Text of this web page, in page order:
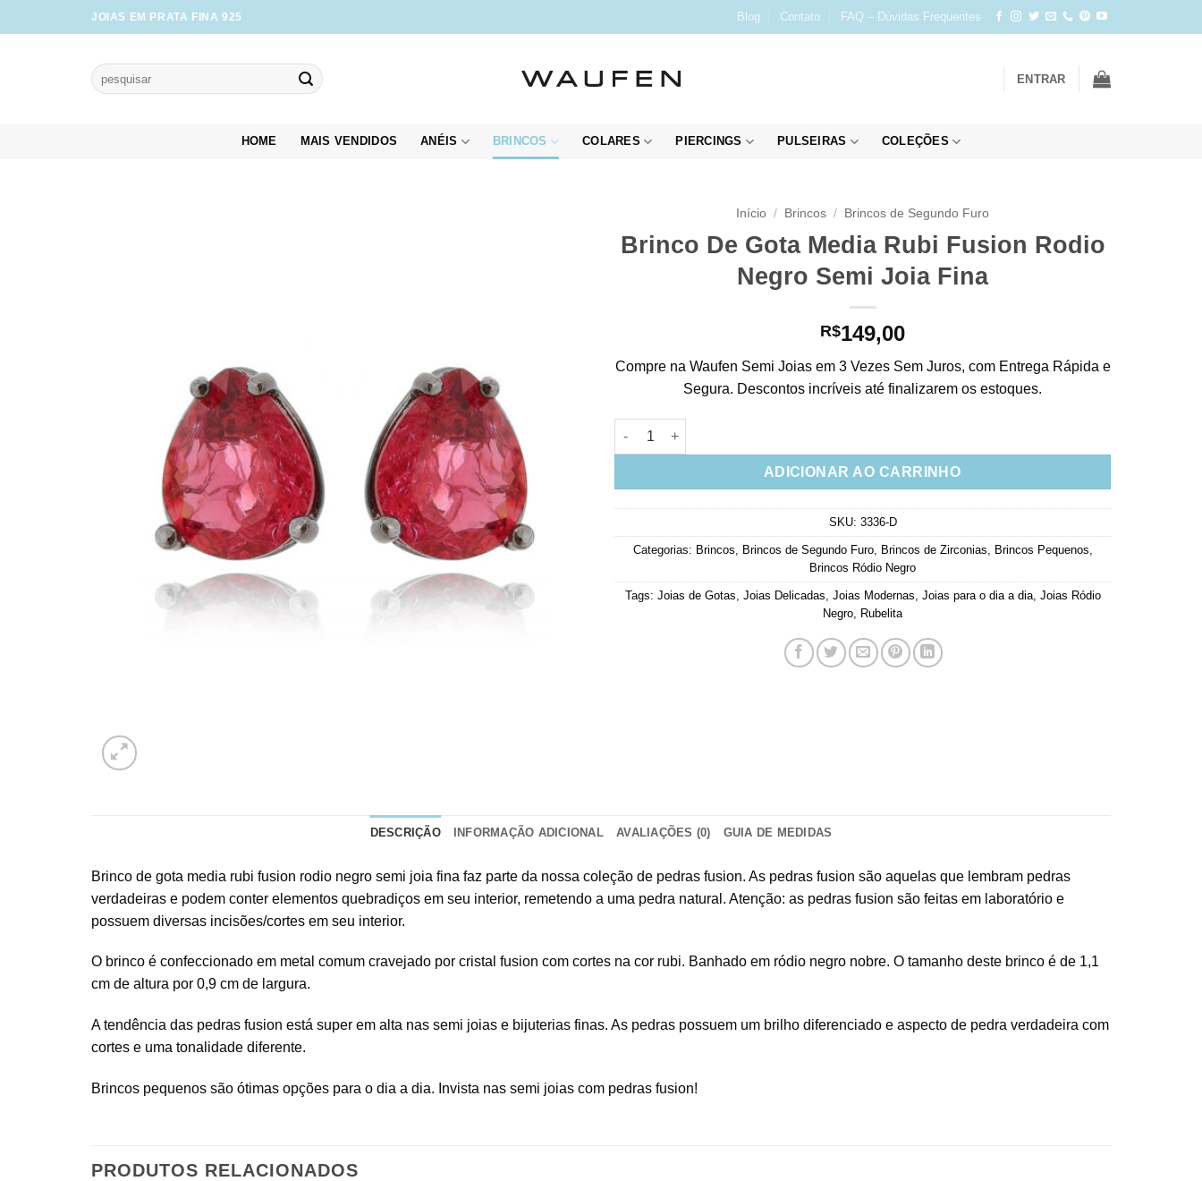
to
JOIAS EM PRATA FINA 925 Blog Contato FAQ – Dúvidas Frequentes
Pesquisar
por:
ENTRAR
HOME MAIS VENDIDOS ANÉIS BRINCOS COLARES PIERCINGS PULSEIRAS COLEÇÕES
Início / Brincos / Brincos de Segundo Furo
Brinco De Gota Media Rubi Fusion Rodio
Negro Semi Joia Fina
R$149,00
Compre na Waufen Semi Joias em 3 Vezes Sem Juros, com Entrega Rápida e
Segura. Descontos incríveis até finalizarem os estoques.
Brinco De Gota Media Rubi Fusion Rodio Negro Semi Joia Fina quantidade
ADICIONAR AO CARRINHO
SKU: 3336-D
Categorias: Brincos Brincos de Segundo Furo, Brincos de Zirconias Brincos Pequenos
Brincos Ródio Negro
Tags: Joias de Gotas Joias Delicadas Joias Modernas Joias para o dia a dia, Joias Ródio
Negro Rubelita
DESCRIÇÃO INFORMAÇÃO ADICIONAL AVALIAÇÕES (0) GUIA DE MEDIDAS
Brinco de gota media rubi fusion rodio negro semi joia fina faz parte da nossa coleção de pedras fusion. As pedras fusion são aquelas que lembram pedras
verdadeiras e podem conter elementos quebradiços em seu interior, remetendo a uma pedra natural. Atenção: as pedras fusion são feitas em laboratório e
possuem diversas incisões/cortes em seu interior.
O brinco é confeccionado em metal comum cravejado por cristal fusion com cortes na cor rubi. Banhado em ródio negro nobre. O tamanho deste brinco é de 1,1
cm de altura por 0,9 cm de largura.
A tendência das pedras fusion está super em alta nas semi joias e bijuterias finas. As pedras possuem um brilho diferenciado e aspecto de pedra verdadeira com
cortes e uma tonalidade diferente.
Brincos pequenos são ótimas opções para o dia a dia. Invista nas semi joias com pedras fusion!
PRODUTOS RELACIONADOS